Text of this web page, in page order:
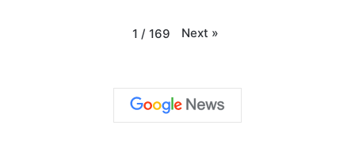
1 / 169 Next »